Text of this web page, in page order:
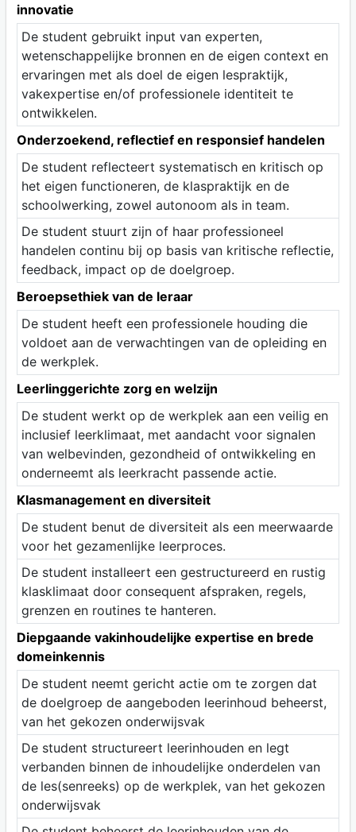
innovatie
De student gebruikt input van experten,
wetenschappelijke bronnen en de eigen context en
ervaringen met als doel de eigen lespraktijk,
vakexpertise en/of professionele identiteit te
ontwikkelen.
Onderzoekend, reflectief en responsief handelen
De student reflecteert systematisch en kritisch op
het eigen functioneren, de klaspraktijk en de
schoolwerking, zowel autonoom als in team.
De student stuurt zijn of haar professioneel
handelen continu bij op basis van kritische reflectie,
feedback, impact op de doelgroep.
Beroepsethiek van de leraar
De student heeft een professionele houding die
voldoet aan de verwachtingen van de opleiding en
de werkplek.
Leerlinggerichte zorg en welzijn
De student werkt op de werkplek aan een veilig en
inclusief leerklimaat, met aandacht voor signalen
van welbevinden, gezondheid of ontwikkeling en
onderneemt als leerkracht passende actie.
Klasmanagement en diversiteit
De student benut de diversiteit als een meerwaarde
voor het gezamenlijke leerproces.
De student installeert een gestructureerd en rustig
klasklimaat door consequent afspraken, regels,
grenzen en routines te hanteren.
Diepgaande vakinhoudelijke expertise en brede
domeinkennis
De student neemt gericht actie om te zorgen dat
de doelgroep de aangeboden leerinhoud beheerst,
van het gekozen onderwijsvak
De student structureert leerinhouden en legt
verbanden binnen de inhoudelijke onderdelen van
de les(senreeks) op de werkplek, van het gekozen
onderwijsvak